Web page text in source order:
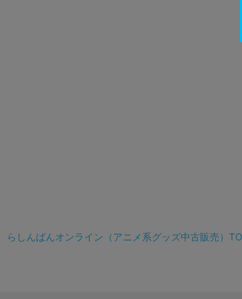
らしんばんオンライン（アニメ系グッズ中古販売）